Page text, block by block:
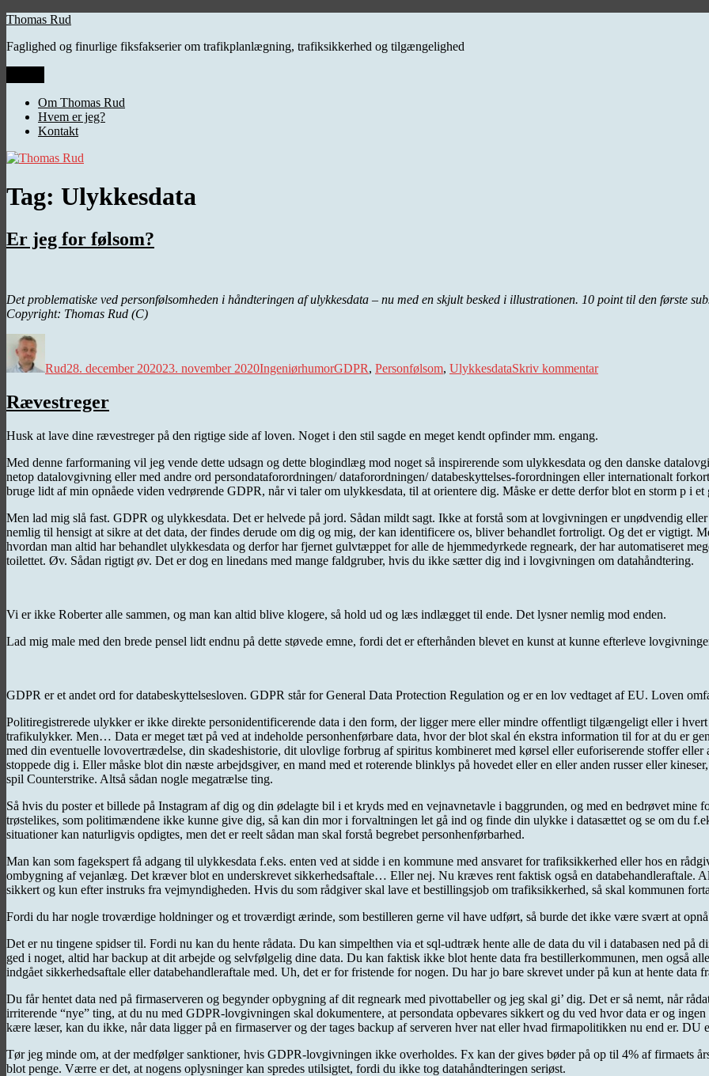
Videre
indhold
Thomas Rud
Faglighed og finurlige fiksfakserier om trafikplanlægning, trafiksikkerhed og tilgængelighed
Om Thomas Rud
Hvem er jeg?
Kontakt
Tag: Ulykkesdata
Er jeg for følsom?
Det problematiske ved personfølsomheden i håndteringen af ulykkesdata – nu med en skjult besked i illustrationen. 10 point til den første
Copyright: Thomas Rud (C)
Rud28. december 202023. november 2020IngeniørhumorGDPR, Personfølsom, UlykkesdataSkriv kommentarjeg
Rævestreger
Husk at lave dine rævestreger på den rigtige side af loven. Noget i den stil sagde en meget kendt opfinder mm. engang.
Med denne farformaning vil jeg vende dette udsagn og dette blogindlæg mod noget så inspirerende som ulykkesdata og den danske
netop datalovgivning eller med andre ord persondataforordningen/ dataforordningen/ databeskyttelses-forordningen eller internationalt
bruge lidt af min opnåede viden vedrørende GDPR, når vi taler om ulykkesdata, til at orientere dig. Måske er dette derfor blot en storm p i et
Men lad mig slå fast. GDPR og ulykkesdata. Det er helvede på jord. Sådan mildt sagt. Ikke at forstå som at lovgivningen er unødvendig
nemlig til hensigt at sikre at det data, der findes derude om dig og mig, der kan identificere os, bliver behandlet fortroligt. Og det er vigtigt.
hvordan man altid har behandlet ulykkesdata og derfor har fjernet gulvtæppet for alle de hjemmedyrkede regneark, der har automatiseret
toilettet. Øv. Sådan rigtigt øv. Det er dog en linedans med mange faldgruber, hvis du ikke sætter dig ind i lovgivningen om datahåndtering.
Vi er ikke Roberter alle sammen, og man kan altid blive klogere, så hold ud og læs indlægget til ende. Det lysner nemlig mod enden.
Lad mig male med den brede pensel lidt endnu på dette støvede emne, fordi det er efterhånden blevet en kunst at kunne efterleve
GDPR er et andet ord for databeskyttelsesloven. GDPR står for General Data Protection Regulation og er en lov vedtaget af EU. Loven
Politiregistrerede ulykker er ikke direkte personidentificerende data i den form, der ligger mere eller mindre offentligt tilgængeligt eller i
trafikulykker. Men… Data er meget tæt på ved at indeholde personhenførbare data, hvor der blot skal én ekstra information til for at du er
med din eventuelle lovovertrædelse, din skadeshistorie, dit ulovlige forbrug af spiritus kombineret med kørsel eller euforiserende stoffer
stoppede dig i. Eller måske blot din næste arbejdsgiver, en mand med et roterende blinklys på hovedet eller en eller anden russer eller
spil Counterstrike. Altså sådan nogle megatrælse ting.
Så hvis du poster et billede på Instagram af dig og din ødelagte bil i et kryds med en vejnavnetavle i baggrunden, og med en bedrøvet mine
trøstelikes, som politimændene ikke kunne give dig, så kan din mor i forvaltningen let gå ind og finde din ulykke i datasættet og se om du
situationer kan naturligvis opdigtes, men det er reelt sådan man skal forstå begrebet personhenførbarhed.
Man kan som fagekspert få adgang til ulykkesdata f.eks. enten ved at sidde i en kommune med ansvaret for trafiksikkerhed eller hos en
ombygning af vejanlæg. Det kræver blot en underskrevet sikkerhedsaftale… Eller nej. Nu kræves rent faktisk også en databehandleraftale.
sikkert og kun efter instruks fra vejmyndigheden. Hvis du som rådgiver skal lave et bestillingsjob om trafiksikkerhed, så skal kommunen
Fordi du har nogle troværdige holdninger og et troværdigt ærinde, som bestilleren gerne vil have udført, så burde det ikke være svært at
Det er nu tingene spidser til. Fordi nu kan du hente rådata. Du kan simpelthen via et sql-udtræk hente alle de data du vil i databasen ned på
ged i noget, altid har backup at dit arbejde og selvfølgelig dine data. Du kan faktisk ikke blot hente data fra bestillerkommunen, men også
indgået sikkerhedsaftale eller databehandleraftale med. Uh, det er for fristende for nogen. Du har jo bare skrevet under på kun at hente
Du får hentet data ned på firmaserveren og begynder opbygning af dit regneark med pivottabeller og jeg skal gi’ dig. Det er så nemt, når
irriterende “nye” ting, at du nu med GDPR-lovgivningen skal dokumentere, at persondata opbevares sikkert og du ved hvor data er og
kære læser, kan du ikke, når data ligger på en firmaserver og der tages backup af serveren hver nat eller hvad firmapolitikken nu end er.
Tør jeg minde om, at der medfølger sanktioner, hvis GDPR-lovgivningen ikke overholdes. Fx kan der gives bøder på op til 4% af firmaets
blot penge. Værre er det, at nogens oplysninger kan spredes utilsigtet, fordi du ikke tog datahåndteringen seriøst.